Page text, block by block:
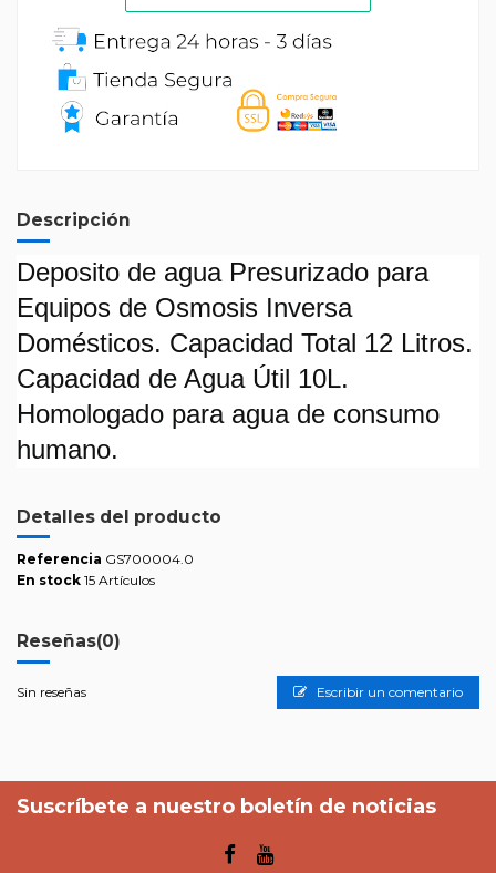
Descripción
Deposito de agua Presurizado para
Equipos de Osmosis Inversa
Domésticos. Capacidad Total 12 Litros.
Capacidad de Agua Útil 10L.
Homologado para agua de consumo
humano.
Detalles del producto
Referencia GS700004.0
En stock 15 Artículos
Reseñas(0)
Sin reseñas Escribir un comentario
Suscríbete a nuestro boletín de noticias